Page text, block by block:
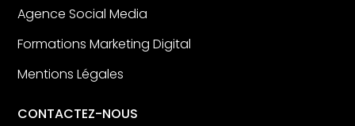
Agence Social Media
Formations Marketing Digital
Mentions Légales
CONTACTEZ-NOUS